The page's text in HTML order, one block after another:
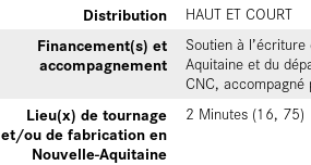
Distribution HAUT ET COURT
Financement(s) et
accompagnement
Soutien à
Aquitaine et du
CNC, accompagné
Lieu(x) de tournage
et/ou de fabrication en
Nouvelle-Aquitaine
2 Minutes (16, 75)